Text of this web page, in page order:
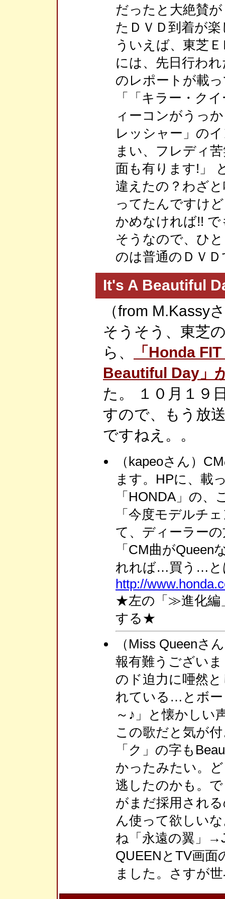
だったと大絶賛
たＤＶＤ到着が
ういえば、東芝
には、先日行わ
のレポートが載
「「キラー・ク
ィーコンがうっ
レッシャー」の
まい、フレディ
面も有ります!」
違えたの？わざ
ってたんですけ
かめなければ!!
そうなので、ひ
のは普通のＤＶ
It's A Beautiful
（from M.Kassy
そうそう、東芝
ら、
「Honda
Beautiful Day」
た。 １０月１９
すので、もう放
ですねえ。。
（kapeoさん）
ます。HPに、載
「HONDA」の
「今度モデルチ
て、ディーラー
「CM曲が
れれば…買う…と
http://
★左の「≫進化編
する★
（Miss Queenさ
報有難うござい
のド迫力に唖然
れている…とボー
～♪」と懐かしい
この歌だと気が
「ク」の字も
かったみたい。
逃したのかも。
がまだ採用され
ん使って欲しい
ね「永遠の翼」
QUEENとTV画
ました。さすが